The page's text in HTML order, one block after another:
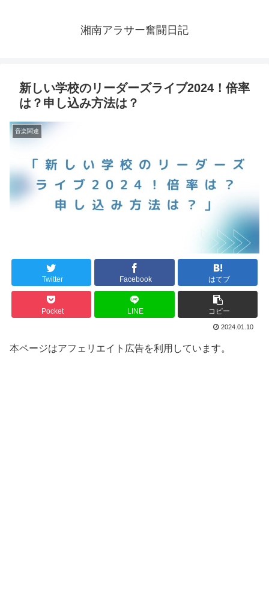
湘南アラサー奮闘日記
新しい学校のリーダーズライブ2024！倍率
は？申し込み方法は？
音楽関連
Twitter Facebook はてブ
Pocket LINE コピー
2024.01.10
本ページはアフェリエイト広告を利用しています。